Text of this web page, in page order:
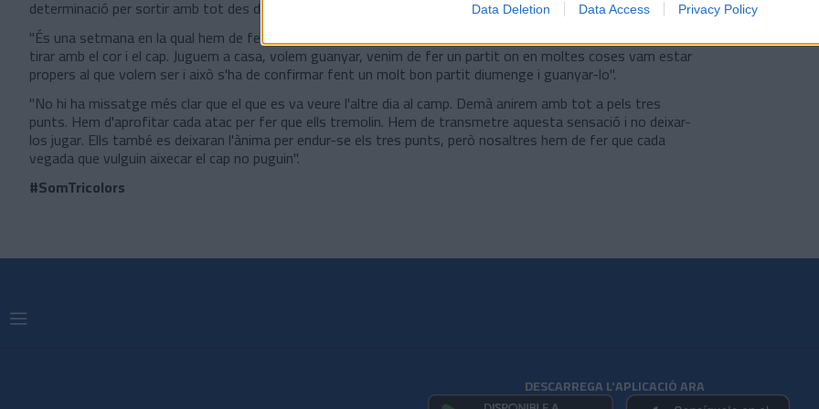
Data Deletion Data Access Privacy Policy
determinació per sortir amb tot des del primer instant del partit".
"És una setmana en la qual hem de fer un sobreesforç i quan acumules aquest cansament a les cames has de
tirar amb el cor i el cap. Juguem a casa, volem guanyar, venim de fer un partit on en moltes coses vam estar
propers al que volem ser i això s'ha de confirmar fent un molt bon partit diumenge i guanyar-lo".
"No hi ha missatge més clar que el que es va veure l'altre dia al camp. Demà anirem amb tot a pels tres
punts. Hem d'aprofitar cada atac per fer que ells tremolin. Hem de transmetre aquesta sensació i no deixar-
los jugar. Ells també es deixaran l'ànima per endur-se els tres punts, però nosaltres hem de fer que cada
vegada que vulguin aixecar el cap no puguin".
#SomTricolors
DESCARREGA L'APLICACIÓ ARA